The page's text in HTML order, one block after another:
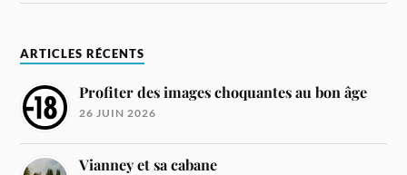
ARTICLES RÉCENTS
Profiter des images choquantes au bon âge
26 JUIN 2026
Vianney et sa cabane